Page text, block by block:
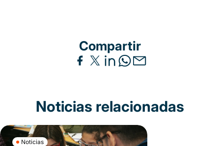
Compartir
Noticias relacionadas
Noticias